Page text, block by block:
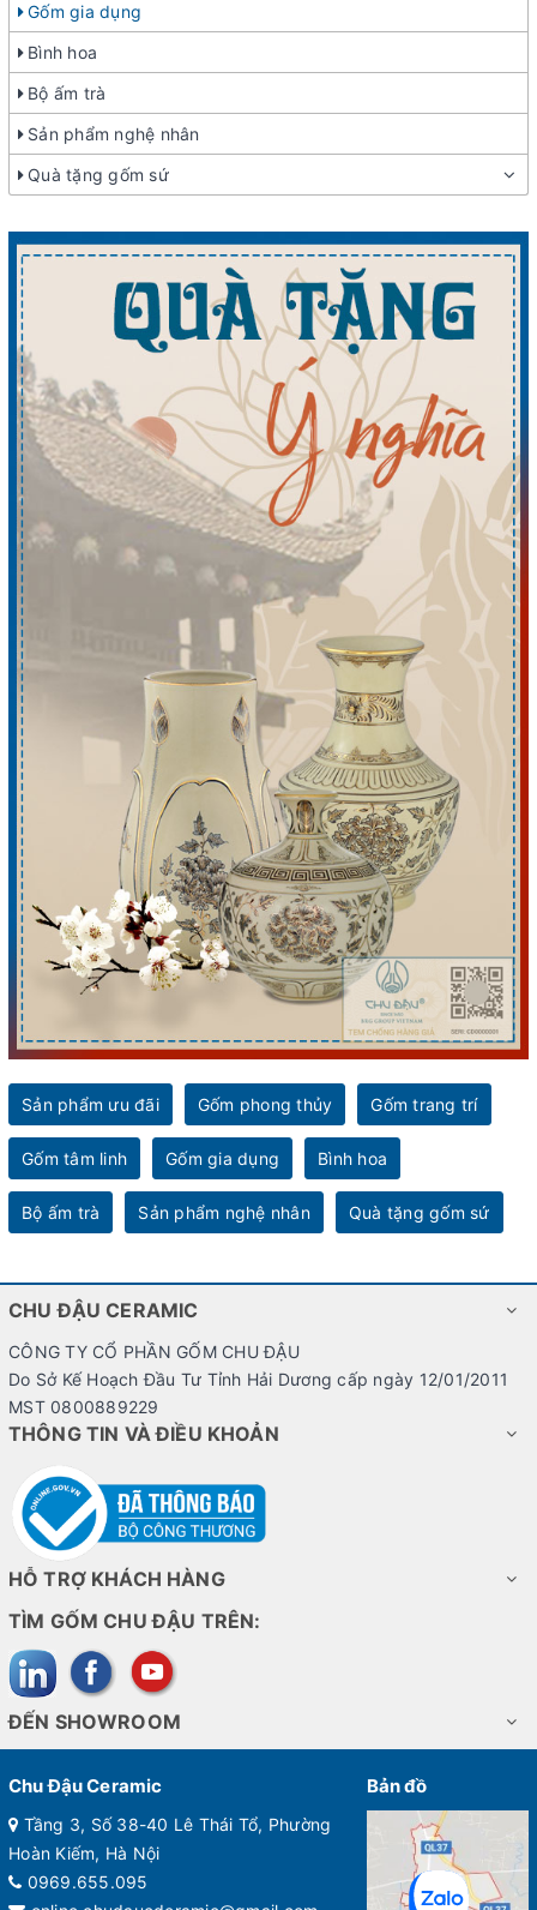
Gốm gia dụng
Bình hoa
Bộ ấm trà
Sản phẩm nghệ nhân
Quà tặng gốm sứ
Sản phẩm ưu đãi Gốm phong thủy Gốm trang trí
Gốm tâm linh Gốm gia dụng Bình hoa
Bộ ấm trà Sản phẩm nghệ nhân Quà tặng gốm sứ
CHU ĐẬU CERAMIC
CÔNG TY CỔ PHẦN GỐM CHU ĐẬU
Do Sở Kế Hoạch Đầu Tư Tỉnh Hải Dương cấp ngày 12/01/2011
MST 0800889229
THÔNG TIN VÀ ĐIỀU KHOẢN
HỖ TRỢ KHÁCH HÀNG
TÌM GỐM CHU ĐẬU TRÊN:
ĐẾN SHOWROOM
Chu Đậu Ceramic
Tầng 3, Số 38-40 Lê Thái Tổ, Phường
Hoàn Kiếm, Hà Nội
0969.655.095
Bản đồ